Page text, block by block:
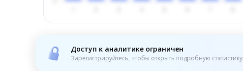
Доступ к аналитике ограничен
Зарегистрируйтесь, чтобы открыть подробную статистику